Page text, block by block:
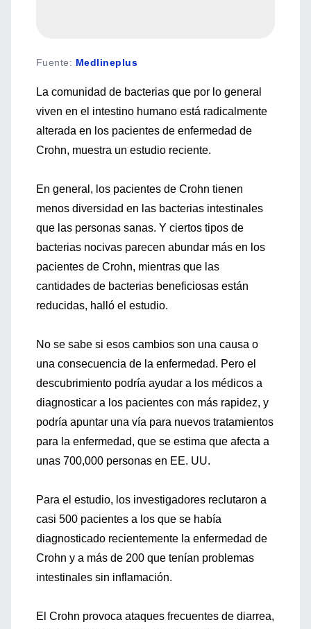
Fuente: Medlineplus
La comunidad de bacterias que por lo general
viven en el intestino humano está radicalmente
alterada en los pacientes de enfermedad de
Crohn, muestra un estudio reciente.
En general, los pacientes de Crohn tienen
menos diversidad en las bacterias intestinales
que las personas sanas. Y ciertos tipos de
bacterias nocivas parecen abundar más en los
pacientes de Crohn, mientras que las
cantidades de bacterias beneficiosas están
reducidas, halló el estudio.
No se sabe si esos cambios son una causa o
una consecuencia de la enfermedad. Pero el
descubrimiento podría ayudar a los médicos a
diagnosticar a los pacientes con más rapidez, y
podría apuntar una vía para nuevos tratamientos
para la enfermedad, que se estima que afecta a
unas 700,000 personas en EE. UU.
Para el estudio, los investigadores reclutaron a
casi 500 pacientes a los que se había
diagnosticado recientemente la enfermedad de
Crohn y a más de 200 que tenían problemas
intestinales sin inflamación.
El Crohn provoca ataques frecuentes de diarrea,